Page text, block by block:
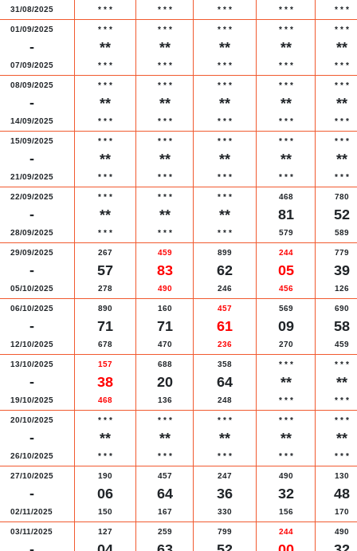
31/08/2025 * * * * * * * * * * * * * * *
01/09/2025
-
07/09/2025
* * *
**
* * *
* * *
**
* * *
* * *
**
* * *
* * *
**
* * *
* * *
**
* * *
08/09/2025
-
14/09/2025
* * *
**
* * *
* * *
**
* * *
* * *
**
* * *
* * *
**
* * *
* * *
**
* * *
15/09/2025
-
21/09/2025
* * *
**
* * *
* * *
**
* * *
* * *
**
* * *
* * *
**
* * *
* * *
**
* * *
22/09/2025
-
28/09/2025
* * *
**
* * *
* * *
**
* * *
* * *
**
* * *
468
81
579
780
52
589
29/09/2025
-
05/10/2025
267
57
278
459
83
490
899
62
246
244
05
456
779
39
126
06/10/2025
-
12/10/2025
890
71
678
160
71
470
457
61
236
569
09
270
690
58
459
13/10/2025
-
19/10/2025
157
38
468
688
20
136
358
64
248
* * *
**
* * *
* * *
**
* * *
20/10/2025
-
26/10/2025
* * *
**
* * *
* * *
**
* * *
* * *
**
* * *
* * *
**
* * *
* * *
**
* * *
27/10/2025
-
02/11/2025
190
06
150
457
64
167
247
36
330
490
32
156
130
48
170
03/11/2025 127 259 799 244 490